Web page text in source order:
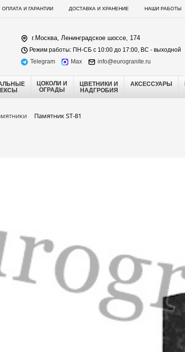
ОПЛАТА И ГАРАНТИИ ДОСТАВКА И ХРАНЕНИЕ НАШИ РАБОТЫ
г.Москва, Ленинградское шоссе, 174
Режим работы: ПН-СБ с 10:00 до 17:00, ВС - выходной
Telegram
Max info@eurogranite.ru
ЦОКОЛИ И
ОГРАДЫ
ЦВЕТНИКИ И
НАДГРОБИЯ
АКСЕССУАРЫ
Памятник ST-81